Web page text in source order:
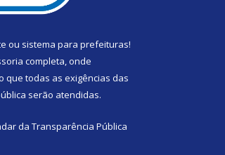
ou sistema para prefeituras!
completa, onde
que todas as exigências das
serão atendidas.
da Transparência Pública